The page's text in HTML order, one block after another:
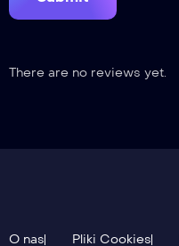
There are no reviews yet.
O nas Pliki Cookies